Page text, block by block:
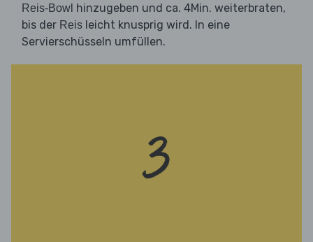
Reis-Bowl hinzugeben und ca. 4Min. weiterbraten,
bis der Reis leicht knusprig wird. In eine
Servierschüsseln umfüllen.